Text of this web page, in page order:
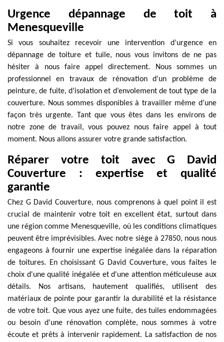
Urgence dépannage de toit à
Menesqueville
Si vous souhaitez recevoir une intervention d’urgence en
dépannage de toiture et tuile, nous vous invitons de ne pas
hésiter à nous faire appel directement. Nous sommes un
professionnel en travaux de rénovation d’un problème de
peinture, de fuite, d’isolation et d’envolement de tout type de la
couverture. Nous sommes disponibles à travailler même d’une
façon très urgente. Tant que vous êtes dans les environs de
notre zone de travail, vous pouvez nous faire appel à tout
moment. Nous allons assurer votre grande satisfaction.
Réparer votre toit avec G David
Couverture : expertise et qualité
garantie
Chez G David Couverture, nous comprenons à quel point il est
crucial de maintenir votre toit en excellent état, surtout dans
une région comme Menesqueville, où les conditions climatiques
peuvent être imprévisibles. Avec notre siège à 27850, nous nous
engageons à fournir une expertise inégalée dans la réparation
de toitures. En choisissant G David Couverture, vous faites le
choix d'une qualité inégalée et d'une attention méticuleuse aux
détails. Nos artisans, hautement qualifiés, utilisent des
matériaux de pointe pour garantir la durabilité et la résistance
de votre toit. Que vous ayez une fuite, des tuiles endommagées
ou besoin d'une rénovation complète, nous sommes à votre
écoute et prêts à intervenir rapidement. La satisfaction de nos